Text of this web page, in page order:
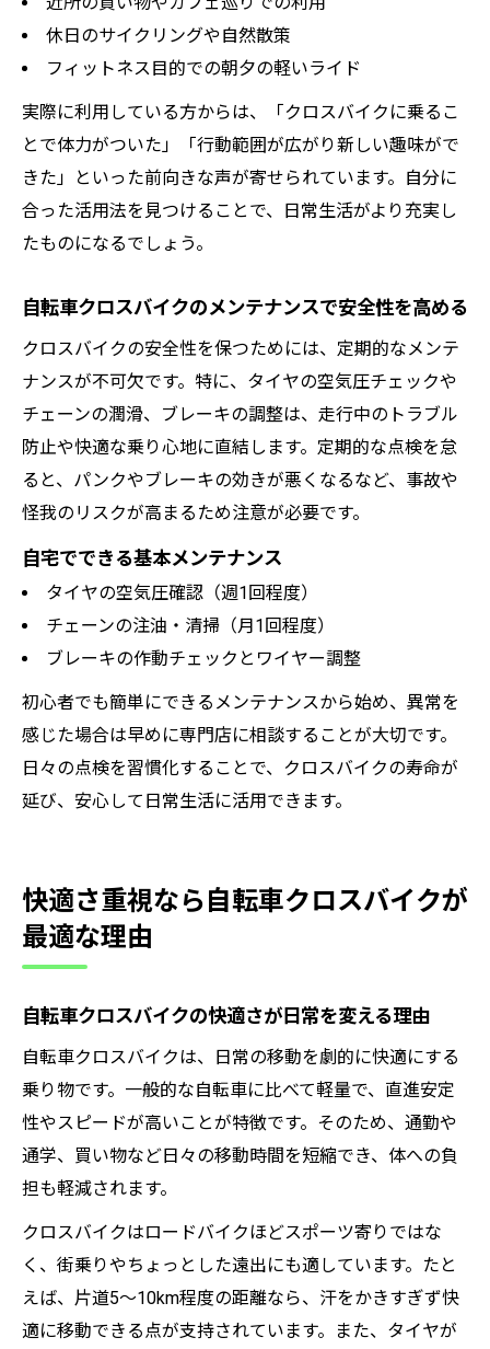
休日のサイクリングや自然散策
フィットネス目的での朝夕の軽いライド
実際に利用している方からは、「クロスバイクに乗るこ
とで体力がついた」「行動範囲が広がり新しい趣味がで
きた」といった前向きな声が寄せられています。自分に
合った活用法を見つけることで、日常生活がより充実し
たものになるでしょう。
自転車クロスバイクのメンテナンスで安全性を高める
クロスバイクの安全性を保つためには、定期的なメンテ
ナンスが不可欠です。特に、タイヤの空気圧チェックや
チェーンの潤滑、ブレーキの調整は、走行中のトラブル
防止や快適な乗り心地に直結します。定期的な点検を怠
ると、パンクやブレーキの効きが悪くなるなど、事故や
怪我のリスクが高まるため注意が必要です。
自宅でできる基本メンテナンス
タイヤの空気圧確認（週1回程度）
チェーンの注油・清掃（月1回程度）
ブレーキの作動チェックとワイヤー調整
初心者でも簡単にできるメンテナンスから始め、異常を
感じた場合は早めに専門店に相談することが大切です。
日々の点検を習慣化することで、クロスバイクの寿命が
延び、安心して日常生活に活用できます。
快適さ重視なら自転車クロスバイクが
最適な理由
自転車クロスバイクの快適さが日常を変える理由
自転車クロスバイクは、日常の移動を劇的に快適にする
乗り物です。一般的な自転車に比べて軽量で、直進安定
性やスピードが高いことが特徴です。そのため、通勤や
通学、買い物など日々の移動時間を短縮でき、体への負
担も軽減されます。
クロスバイクはロードバイクほどスポーツ寄りではな
く、街乗りやちょっとした遠出にも適しています。たと
えば、片道5～10km程度の距離なら、汗をかきすぎず快
適に移動できる点が支持されています。また、タイヤが